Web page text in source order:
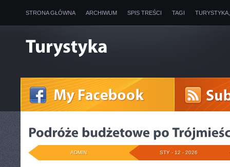
STRONA GŁÓWNA ARCHIWUM SPIS TREŚCI TAGI
STY - 12 - 2026
ADMIN